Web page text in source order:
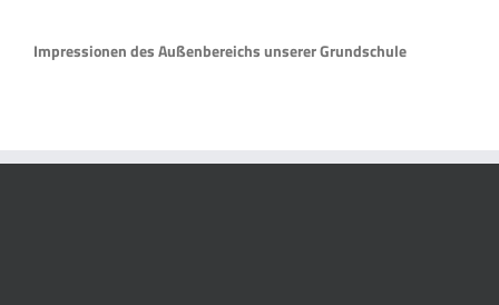
Impressionen des Außenbereichs unserer Grundschule